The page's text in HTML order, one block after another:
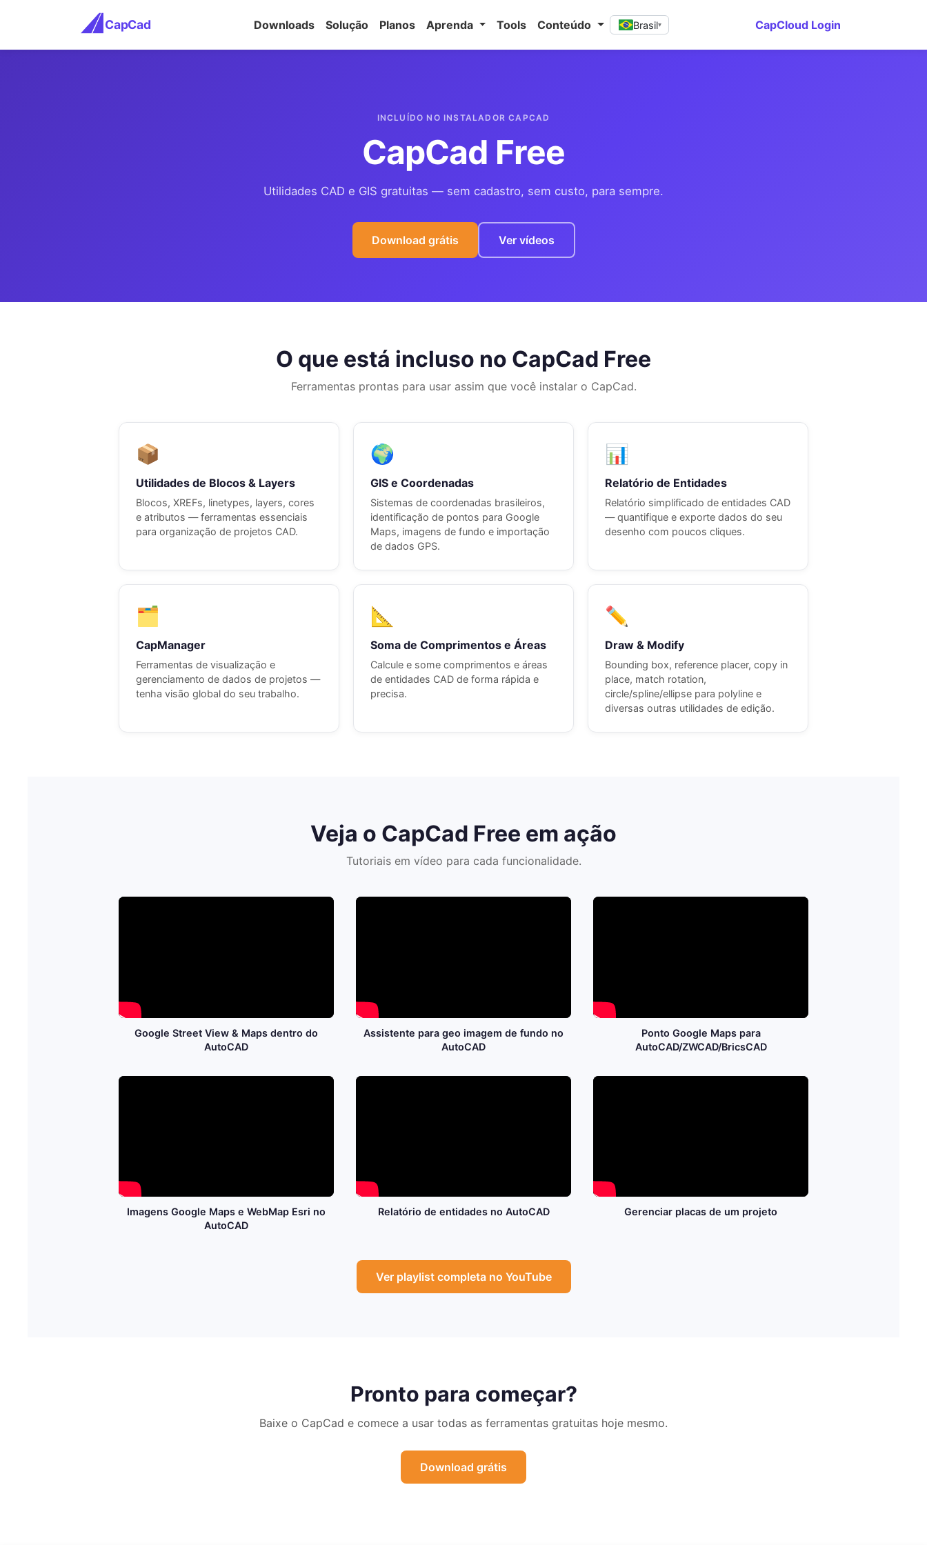
CapCad Downloads Solução Planos Aprenda Tools Conteúdo Brasil▾ CapCloud Login
INCLUÍDO NO INSTALADOR CAPCAD
CapCad Free
Utilidades CAD e GIS gratuitas — sem cadastro, sem custo, para sempre.
Download grátis Ver vídeos
O que está incluso no CapCad Free
Ferramentas prontas para usar assim que você instalar o CapCad.
📦
Utilidades de Blocos & Layers
Blocos, XREFs, linetypes, layers, cores
e atributos — ferramentas essenciais
para organização de projetos CAD.
🌍
GIS e Coordenadas
Sistemas de coordenadas brasileiros,
identificação de pontos para Google
Maps, imagens de fundo e importação
de dados GPS.
📊
Relatório de Entidades
Relatório simplificado de entidades CAD
— quantifique e exporte dados do seu
desenho com poucos cliques.
🗂️
CapManager
Ferramentas de visualização e
gerenciamento de dados de projetos —
tenha visão global do seu trabalho.
📐
Soma de Comprimentos e Áreas
Calcule e some comprimentos e áreas
de entidades CAD de forma rápida e
precisa.
✏️
Draw & Modify
Bounding box, reference placer, copy in
place, match rotation,
circle/spline/ellipse para polyline e
diversas outras utilidades de edição.
Veja o CapCad Free em ação
Tutoriais em vídeo para cada funcionalidade.
Google Street View & Maps dentro do
AutoCAD
Assistente para geo imagem de fundo no
AutoCAD
Ponto Google Maps para
AutoCAD/ZWCAD/BricsCAD
Imagens Google Maps e WebMap Esri no
AutoCAD
Relatório de entidades no AutoCAD Gerenciar placas de um projeto
Ver playlist completa no YouTube
Pronto para começar?
Baixe o CapCad e comece a usar todas as ferramentas gratuitas hoje mesmo.
Download grátis